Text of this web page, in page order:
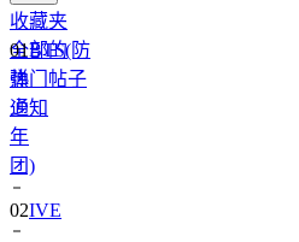
收藏夹
全部的
热门帖子
通知
01BTS(防
弹
少
年
团)
02IVE